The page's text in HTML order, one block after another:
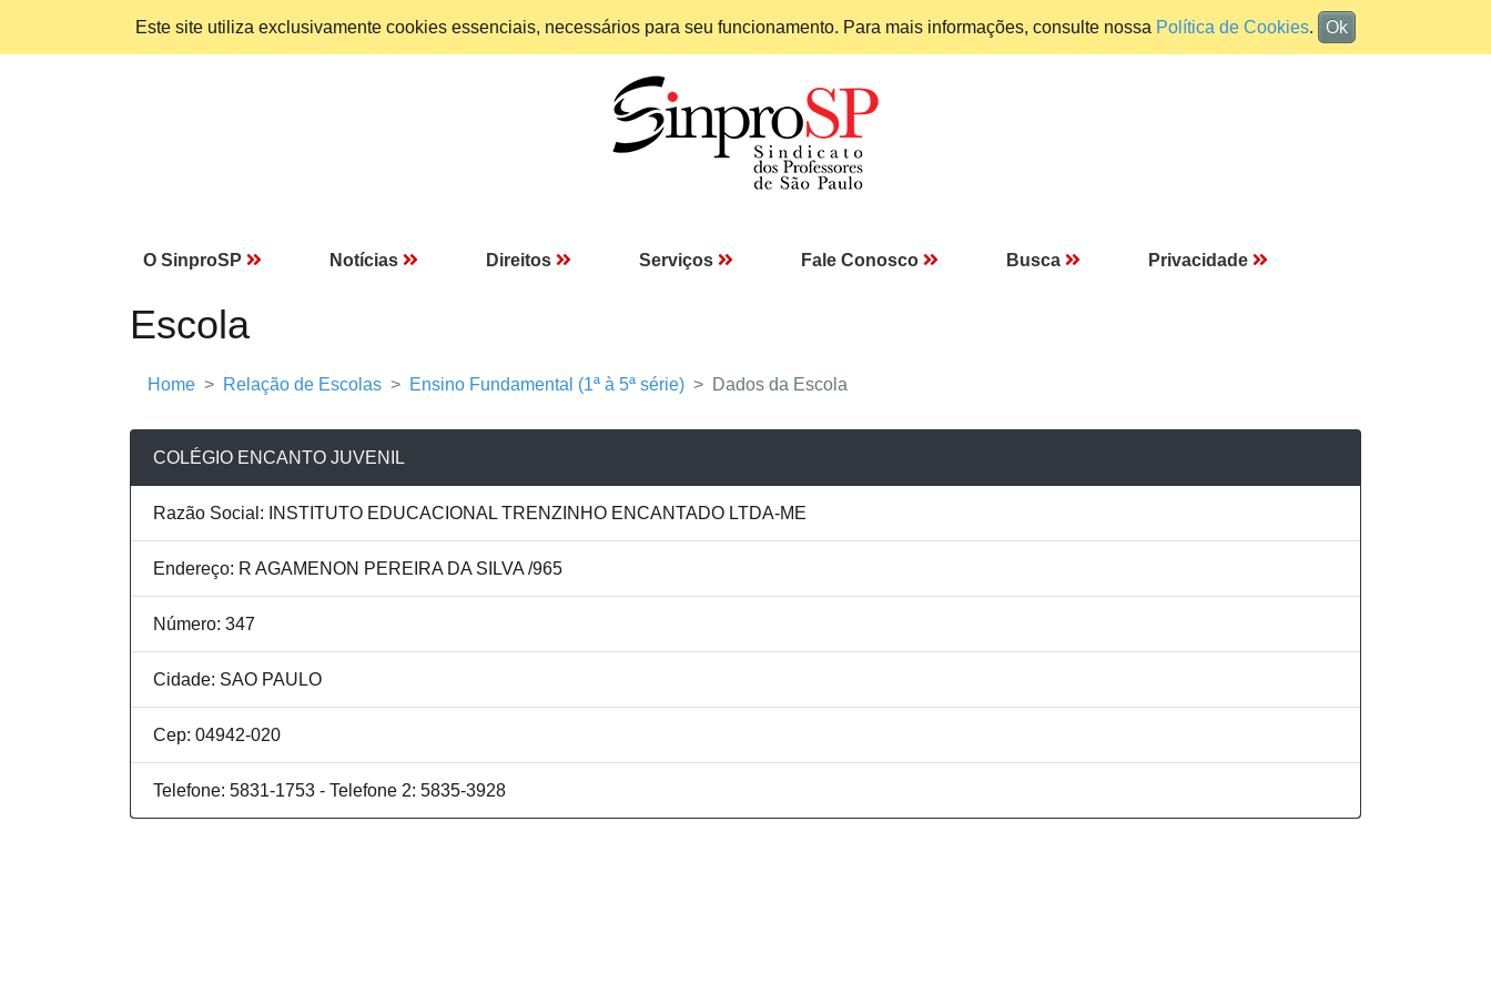
Este site utiliza exclusivamente cookies essenciais, necessários para seu funcionamento. Para mais informações, consulte nossa Política de Cookies. Ok
O SinproSP Notícias Direitos Serviços Fale Conosco Busca Privacidade
Escola
Home Relação de Escolas Ensino Fundamental (1ª à 5ª série) Dados da Escola
COLÉGIO ENCANTO JUVENIL
Razão Social: INSTITUTO EDUCACIONAL TRENZINHO ENCANTADO LTDA-ME
Endereço: R AGAMENON PEREIRA DA SILVA /965
Número: 347
Cidade: SAO PAULO
Cep: 04942-020
Telefone: 5831-1753 - Telefone 2: 5835-3928